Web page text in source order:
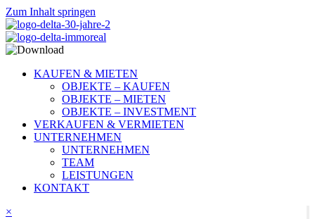
Zum Inhalt springen
KAUFEN & MIETEN
OBJEKTE – KAUFEN
OBJEKTE – MIETEN
OBJEKTE – INVESTMENT
VERKAUFEN & VERMIETEN
UNTERNEHMEN
UNTERNEHMEN
TEAM
LEISTUNGEN
KONTAKT
×